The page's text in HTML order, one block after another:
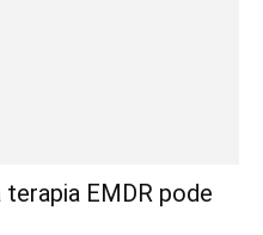
EMDR pode